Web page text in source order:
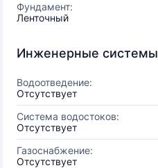
Фундамент:
Ленточный
Инженерные системы
Водоотведение:
Отсутствует
Система водостоков:
Отсутствует
Газоснабжение:
Отсутствует